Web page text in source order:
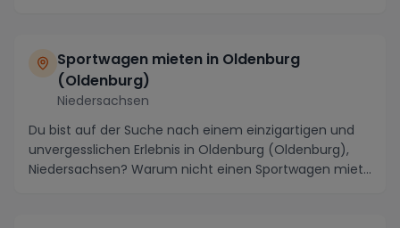
Sportwagen mieten in Oldenburg
(Oldenburg)
Niedersachsen
Du bist auf der Suche nach einem einzigartigen und
unvergesslichen Erlebnis in Oldenburg (Oldenburg),
Niedersachsen? Warum nicht einen Sportwagen miet...